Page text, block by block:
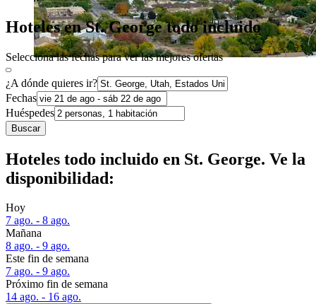
Hoteles en St. George todo incluido
Selecciona las fechas para ver las mejores ofertas
¿A dónde quieres ir?
Fechas
Huéspedes
Buscar
Hoteles todo incluido en St. George. Ve la
disponibilidad:
Hoy
7 ago. - 8 ago.
Mañana
8 ago. - 9 ago.
Este fin de semana
7 ago. - 9 ago.
Próximo fin de semana
14 ago. - 16 ago.